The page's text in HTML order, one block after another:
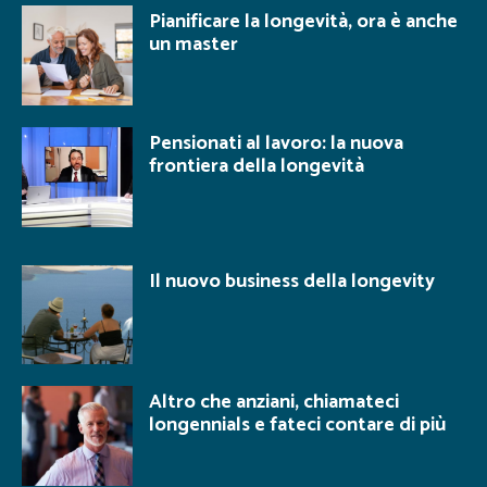
Pianificare la longevità, ora è anche
un master
Pensionati al lavoro: la nuova
frontiera della longevità
Il nuovo business della longevity
Altro che anziani, chiamateci
longennials e fateci contare di più